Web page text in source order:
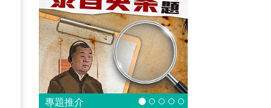
專題推介